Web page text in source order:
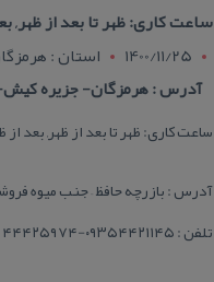
ساعت كاری: ظهر تا بعد از ظهر, بعد از ظهر تا شب
1400/11/25
استان :
آدرس : هرمزگان- جزیره
ساعت كاری: ظهر تا بعد از ظهر, بعد از ظهر تا شب ، نوع
آدرس : بازرچه حافظ – جنب میوه
تلفن : ۰۹۳۵۴۴۲۱۱۴۵-۴۴۴۲۵۹۷۴